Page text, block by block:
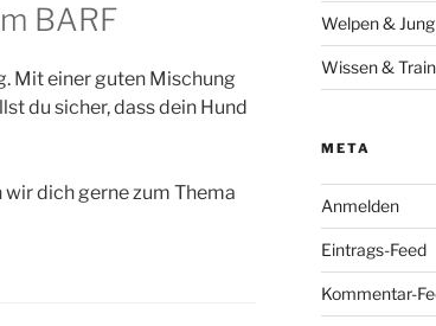
BARF
Mit einer guten Mischung
du sicher, dass dein Hund
wir dich gerne zum Thema
Welpen &
Wissen &
META
Anmelden
Eintrags-Feed
Kommentar-